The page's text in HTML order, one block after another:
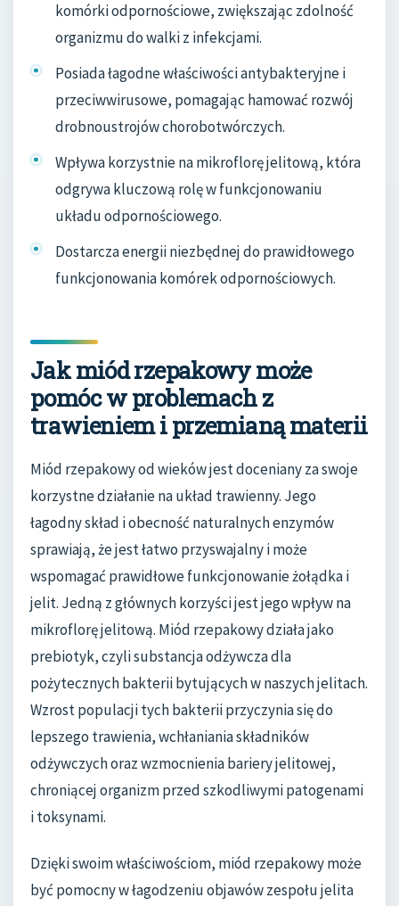
komórki odpornościowe, zwiększając zdolność
organizmu do walki z infekcjami.
Posiada łagodne właściwości antybakteryjne i
przeciwwirusowe, pomagając hamować rozwój
drobnoustrojów chorobotwórczych.
Wpływa korzystnie na mikroflorę jelitową, która
odgrywa kluczową rolę w funkcjonowaniu
układu odpornościowego.
Dostarcza energii niezbędnej do prawidłowego
funkcjonowania komórek odpornościowych.
Jak miód rzepakowy może
pomóc w problemach z
trawieniem i przemianą materii
Miód rzepakowy od wieków jest doceniany za swoje
korzystne działanie na układ trawienny. Jego
łagodny skład i obecność naturalnych enzymów
sprawiają, że jest łatwo przyswajalny i może
wspomagać prawidłowe funkcjonowanie żołądka i
jelit. Jedną z głównych korzyści jest jego wpływ na
mikroflorę jelitową. Miód rzepakowy działa jako
prebiotyk, czyli substancja odżywcza dla
pożytecznych bakterii bytujących w naszych jelitach.
Wzrost populacji tych bakterii przyczynia się do
lepszego trawienia, wchłaniania składników
odżywczych oraz wzmocnienia bariery jelitowej,
chroniącej organizm przed szkodliwymi patogenami
i toksynami.
Dzięki swoim właściwościom, miód rzepakowy może
być pomocny w łagodzeniu objawów zespołu jelita